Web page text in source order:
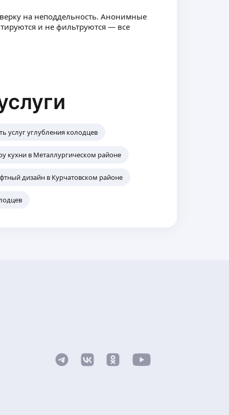
на неподдельность. Анонимные
и не фильтруются — все
услуг углубления колодцев
кухни в Металлургическом районе
дизайн в Курчатовском районе